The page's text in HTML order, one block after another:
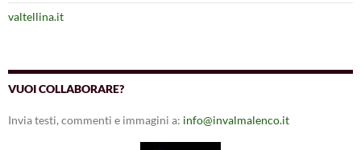
valtellina.it
VUOI COLLABORARE?
Invia testi, commenti e immagini a: info@invalmalenco.it